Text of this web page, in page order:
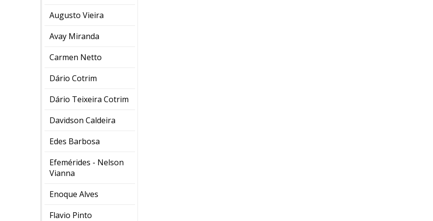
Augusto Vieira
Avay Miranda
Carmen Netto
Dário Cotrim
Dário Teixeira Cotrim
Davidson Caldeira
Edes Barbosa
Efemérides - Nelson
Vianna
Enoque Alves
Flavio Pinto